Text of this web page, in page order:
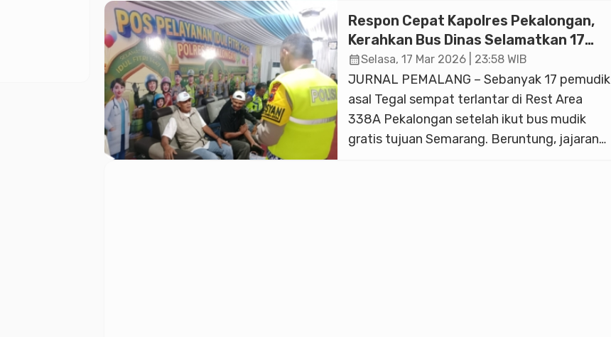
Bogor ini justru harus merasakan dinginnya
malam di Rest Area 338A Pekalongan
setelah diturunkan paksa di lokasi yang tidak
semestinya, Rabu (18/03/2026). Konflik
bermula ketika bus yang membawa […]
Respon Cepat Kapolres Pekalongan,
Kerahkan Bus Dinas Selamatkan 17
Pemudik Terlantar di Tol
calendar_monthSelasa, 17 Mar 2026 | 23:58 WIB
JURNAL PEMALANG – Sebanyak 17 pemudik
asal Tegal sempat terlantar di Rest Area
338A Pekalongan setelah ikut bus mudik
gratis tujuan Semarang. Beruntung, jajaran